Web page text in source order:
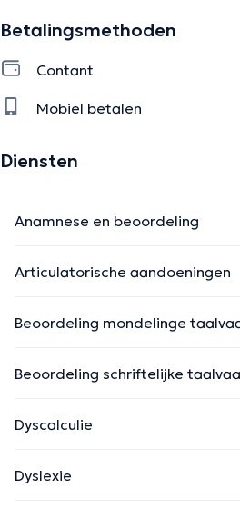
Betalingsmethoden
Contant
Mobiel betalen
Diensten
Anamnese en beoordeling
Articulatorische aandoeningen
Beoordeling mondelinge
Beoordeling schriftelijke
Dyscalculie
Dyslexie